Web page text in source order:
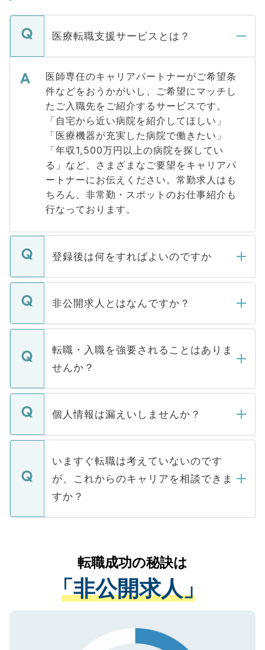
医療転職支援サービスとは？
医師専任のキャリアパートナーがご希望条
件などをおうかがいし、ご希望にマッチし
たご入職先をご紹介するサービスです。
「自宅から近い病院を紹介してほしい」
「医療機器が充実した病院で働きたい」
「年収1,500万円以上の病院を探してい
る」など、さまざまなご要望をキャリアパ
ートナーにお伝えください。常勤求人はも
ちろん、非常勤・スポットのお仕事紹介も
行なっております。
登録後は何をすればよいのですか
ご登録いただきましたら、弊社担当者がご
登録内容を確認し、その後メールもしくは
ます。通常、5営業日以内にはご連絡をせて
いただきますので、しばらくお待ちくださ
い。
非公開求人とはなんですか？
マイナビDOCTORで取り扱っている求人の
うち約3割は、Webサイトからご覧いただ
けない「非公開求人」です。非公開求人は
下記の理由によって、一般には公開してい
ません。
■応募殺到を避けるため 人気のある医療機
関を公にしてしまうと、応募が殺到する場
に、医療機関が求める条件に合った人材の
みを人材紹介会社に依頼するケースが増え
ています。
転職・入職を強要されることはありま
せんか？
転職・入職を強要することは一切ありませ
ん。また、仮に応募先から内定をいただい
定を承諾する必要はありません。内定先へ
の辞退の連絡はキャリアパートナーが行い
ますので、ご安心ください。
個人情報は漏えいしませんか？
個人情報が漏えいすることはありませんの
で、ご安心ください。当サイトからの登録
などで収集したご登録者様の個人情報は、
ご本人のキャリアアップおよび転職活動の
支援を目的に使用いたします。お預かりし
ているすべての個人データはご本人の許可
は、個人情報の取り扱いについての厳密な
管理基準を満たした事業者のみに付与され
る、プライバシーマークを取得済みです。
ご登録いただいた個人情報は、SSL（デー
で、機密保持に関してもご安心ください。
いますぐ転職は考えていないのです
が、これからのキャリアを相談できま
すか？
かがいして、現在の医療機関の状況や紹介
経験をまじえながら、適切なアドバイスを
させていただきます。すぐにご転職をされ
ない方には、長期的なサポートが可能です
ので、まずはご登録ください。
転職成功の秘訣は
「非公開求人」